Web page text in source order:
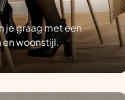
je graag met een
woonstijl.